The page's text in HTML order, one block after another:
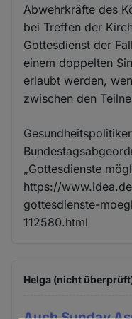
Abwehrkräfte des
bei Treffen der
Gottesdienst der
einem doppelten
erlaubt werden,
zwischen den
„Gottesdienste
https://
gottesdienste-
112580.html
Helga (nicht